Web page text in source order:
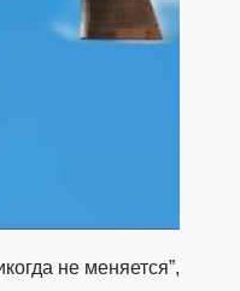
не меняется”,